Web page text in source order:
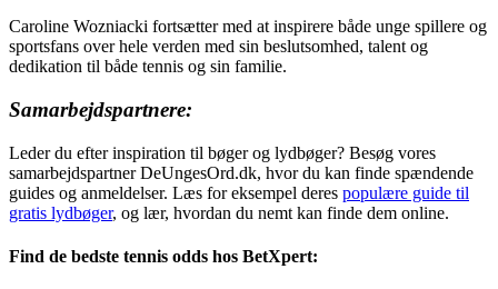
Caroline Wozniacki fortsætter med at inspirere både unge spillere og
sportsfans over hele verden med sin beslutsomhed, talent og
dedikation til både tennis og sin familie.
Samarbejdspartnere:
Leder du efter inspiration til bøger og lydbøger? Besøg vores
samarbejdspartner DeUngesOrd.dk, hvor du kan finde spændende
guides og anmeldelser. Læs for eksempel deres populære guide til
gratis lydbøger, og lær, hvordan du nemt kan finde dem online.
Find de bedste tennis odds hos BetXpert: